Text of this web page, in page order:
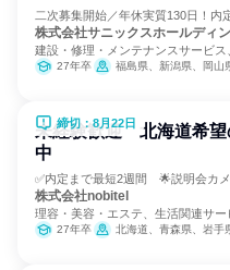
二次募集開始／年休実質130日！内
株式会社サニックスホールディ
建設・修理・メンテナンスサービ
27年卒 福島県、新潟県、岡山県
締切：8月22日
未経験歓迎 北海道希
中
✅内定まで最短2週間 🌟説明会カ
株式会社nobitel
理容・美容・エステ、生活関連サ
27年卒 北海道、青森県、岩手県、宮城県、秋田県、山形県、福島県、茨城県、栃木県、群馬県、埼玉県、千葉県、東京都、神奈川県、新潟県、富山県、石川県、福井県、山梨県、長野県、岐阜県、静岡県、愛知県、三重県、滋賀県、京都府、大阪府、兵庫県、奈良県、和歌山県、鳥取県、島根県、岡山県、広島県、山口県、徳島県、香川県、